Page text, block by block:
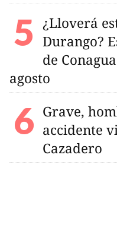
¿Lloverá
Durango?
de
agosto
Grave,
accidente
Cazadero